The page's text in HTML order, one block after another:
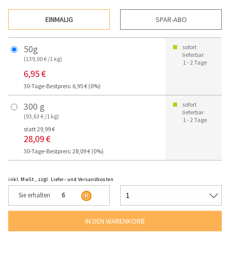
EINMALIG SPAR-ABO
50g
(139,00 € /1 kg)
6,95 €
30-Tage-Bestpreis: 6,95 € (0%)
sofort
lieferbar
1 - 2 Tage
300 g
(93,63 € /1 kg)
statt 29,99 €
28,09 €
30-Tage-Bestpreis: 28,09 € (0%)
sofort
lieferbar
1 - 2 Tage
inkl. MwSt., zzgl. Liefer- und Versandkosten
Sie erhalten 6